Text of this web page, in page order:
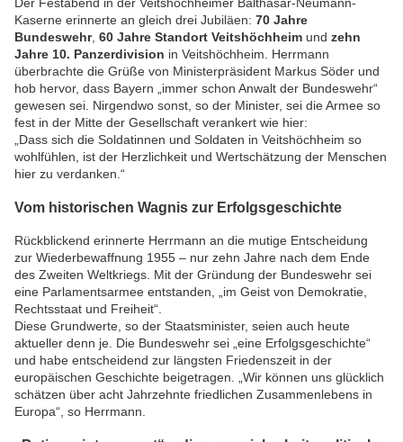
Kaserne erinnerte an gleich drei Jubiläen: 70 Jahre
Bundeswehr, 60 Jahre Standort Veitshöchheim und zehn
Jahre 10. Panzerdivision in Veitshöchheim. Herrmann
überbrachte die Grüße von Ministerpräsident Markus Söder und
hob hervor, dass Bayern „immer schon Anwalt der Bundeswehr“
gewesen sei. Nirgendwo sonst, so der Minister, sei die Armee so
fest in der Mitte der Gesellschaft verankert wie hier:
„Dass sich die Soldatinnen und Soldaten in Veitshöchheim so
wohlfühlen, ist der Herzlichkeit und Wertschätzung der Menschen
hier zu verdanken.“
Vom historischen Wagnis zur Erfolgsgeschichte
Rückblickend erinnerte Herrmann an die mutige Entscheidung
zur Wiederbewaffnung 1955 – nur zehn Jahre nach dem Ende
des Zweiten Weltkriegs. Mit der Gründung der Bundeswehr sei
eine Parlamentsarmee entstanden, „im Geist von Demokratie,
Rechtsstaat und Freiheit“.
Diese Grundwerte, so der Staatsminister, seien auch heute
aktueller denn je. Die Bundeswehr sei „eine Erfolgsgeschichte“
und habe entscheidend zur längsten Friedenszeit in der
europäischen Geschichte beigetragen. „Wir können uns glücklich
schätzen über acht Jahrzehnte friedlichen Zusammenlebens in
Europa“, so Herrmann.